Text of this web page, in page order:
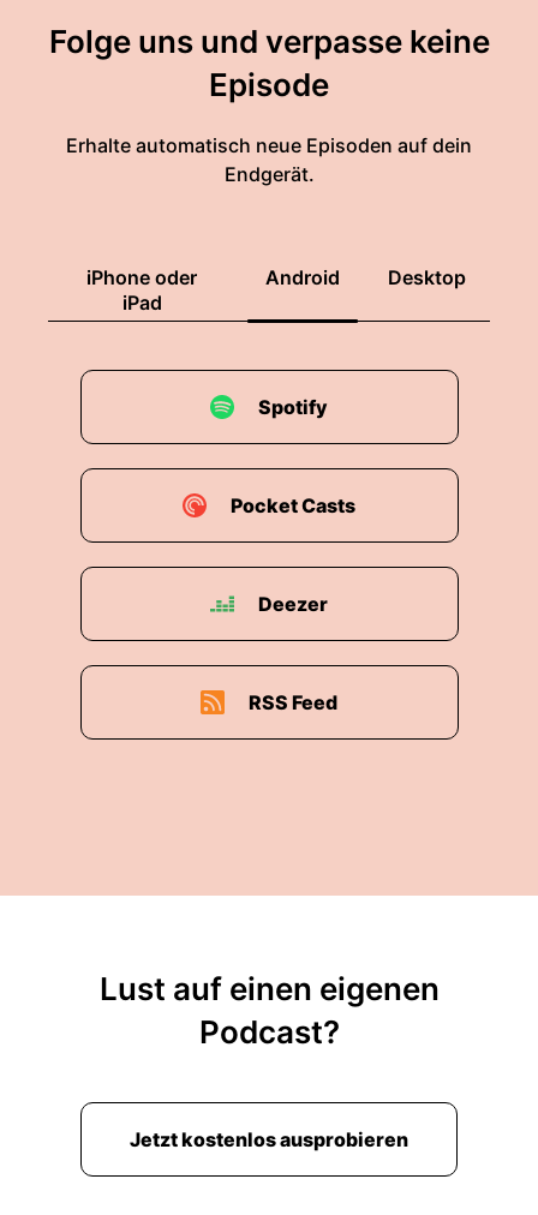
Folge uns und verpasse keine
Episode
Erhalte automatisch neue Episoden auf dein
Endgerät.
iPhone oder
iPad
Android Desktop
Spotify
Pocket Casts
Deezer
RSS Feed
Lust auf einen eigenen
Podcast?
Jetzt kostenlos ausprobieren